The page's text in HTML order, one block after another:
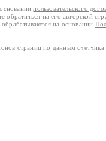
пользовательского
на его авторской
обрабатываются на основании
страниц по данным